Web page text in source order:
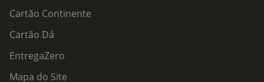
Cartão Continente
Cartão Dá
EntregaZero
Mapa do Site